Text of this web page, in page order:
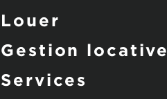
Louer
Gestion locative
Services